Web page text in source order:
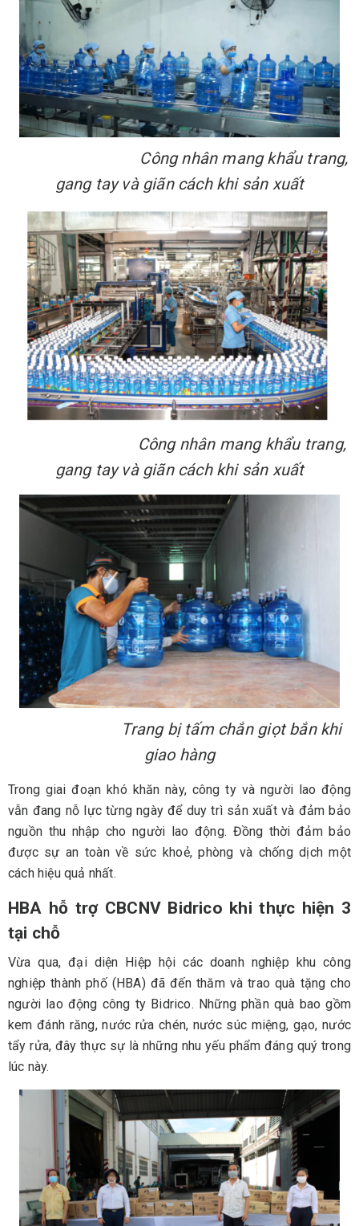
Công nhân mang khẩu trang,
gang tay và giãn cách khi sản xuất
Công nhân mang khẩu trang,
gang tay và giãn cách khi sản xuất
Trang bị tấm chắn giọt bắn khi
giao hàng
Trong giai đoạn khó khăn này, công ty và người lao động
vẫn đang nỗ lực từng ngày để duy trì sản xuất và đảm bảo
nguồn thu nhập cho người lao động. Đồng thời đảm bảo
được sự an toàn về sức khoẻ, phòng và chống dịch một
cách hiệu quả nhất.
HBA hỗ trợ CBCNV Bidrico khi thực hiện 3
tại chỗ
Vừa qua, đại diện Hiệp hội các doanh nghiệp khu công
nghiệp thành phố (HBA) đã đến thăm và trao quà tặng cho
người lao động công ty Bidrico. Những phần quà bao gồm
kem đánh răng, nước rửa chén, nước súc miệng, gạo, nước
tẩy rửa, đây thực sự là những nhu yếu phẩm đáng quý trong
lúc này.